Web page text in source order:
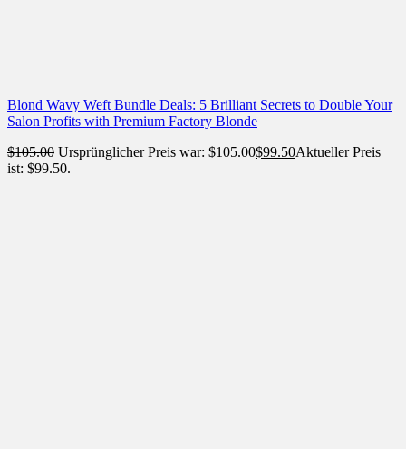
Blond Wavy Weft Bundle Deals: 5 Brilliant Secrets to Double Your
Salon Profits with Premium Factory Blonde
$105.00 Ursprünglicher Preis war: $105.00$99.50Aktueller Preis
ist: $99.50.